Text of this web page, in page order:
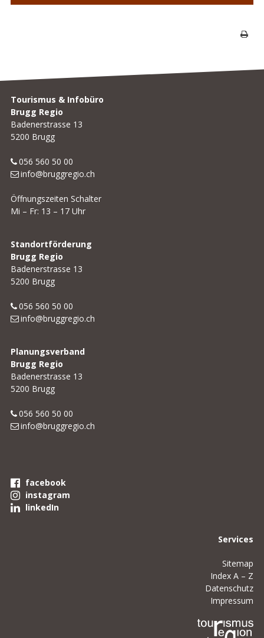
Footer
Tourismus & Infobüro
Brugg Regio
Badenerstrasse 13
5200 Brugg
056 560 50 00
info@bruggregio.ch
Öffnungszeiten Schalter
Mi – Fr: 13 – 17 Uhr
Standortförderung
Brugg Regio
Badenerstrasse 13
5200 Brugg
056 560 50 00
info@bruggregio.ch
Planungsverband
Brugg Regio
Badenerstrasse 13
5200 Brugg
056 560 50 00
info@bruggregio.ch
facebook
instagram
linkedIn
Services
Sitemap
Index A – Z
Datenschutz
Impressum